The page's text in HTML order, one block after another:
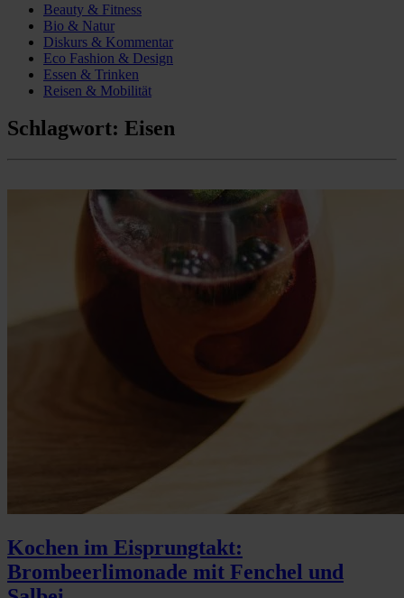
Beauty & Fitness
Bio & Natur
Diskurs & Kommentar
Eco Fashion & Design
Essen & Trinken
Reisen & Mobilität
Schlagwort: Eisen
Kochen im Eisprungtakt:
Brombeerlimonade mit Fenchel und